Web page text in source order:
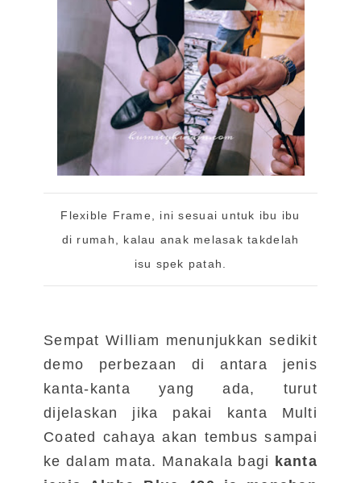
Flexible Frame, ini sesuai untuk ibu ibu
di rumah, kalau anak melasak takdelah
isu spek patah.
Sempat William menunjukkan sedikit
demo perbezaan di antara jenis
kanta-kanta yang ada, turut
dijelaskan jika pakai kanta Multi
Coated cahaya akan tembus sampai
ke dalam mata. Manakala bagi kanta